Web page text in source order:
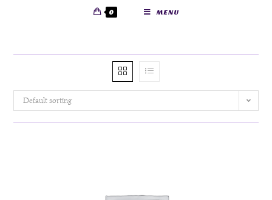
0 MENU
Default sorting